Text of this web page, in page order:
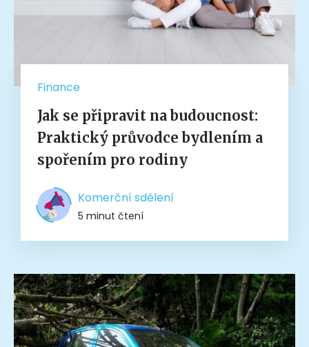
Finance
Jak se připravit na budoucnost:
Praktický průvodce bydlením a
spořením pro rodiny
Komerční sdělení
5 minut čtení